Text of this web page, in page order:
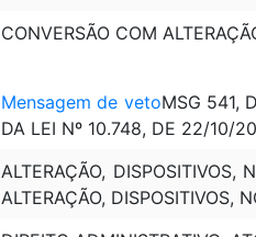
CONVERSÃO COM
Mensagem de vetoMSG 541,
DA LEI Nº 10.748, DE 22/10/
ALTERAÇÃO, DISPOSITIVOS,
ALTERAÇÃO, DISPOSITIVOS,